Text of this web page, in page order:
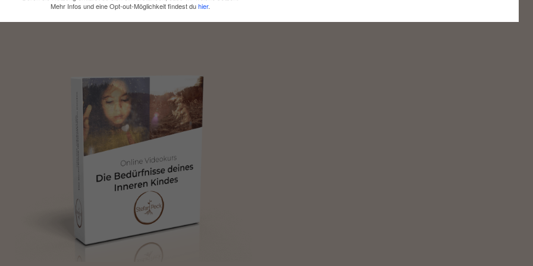
Mehr Infos und eine Opt-out-Möglichkeit findest duhier.